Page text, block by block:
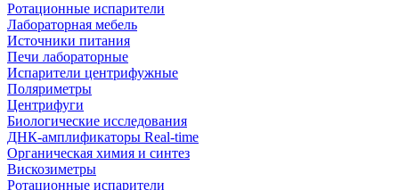
Ротационные испарители
Лабораторная мебель
Источники питания
Печи лабораторные
Испарители центрифужные
Поляриметры
Центрифуги
Биологические исследования
ДНК-амплификаторы Real-time
Органическая химия и синтез
Вискозиметры
Ротационные испарители